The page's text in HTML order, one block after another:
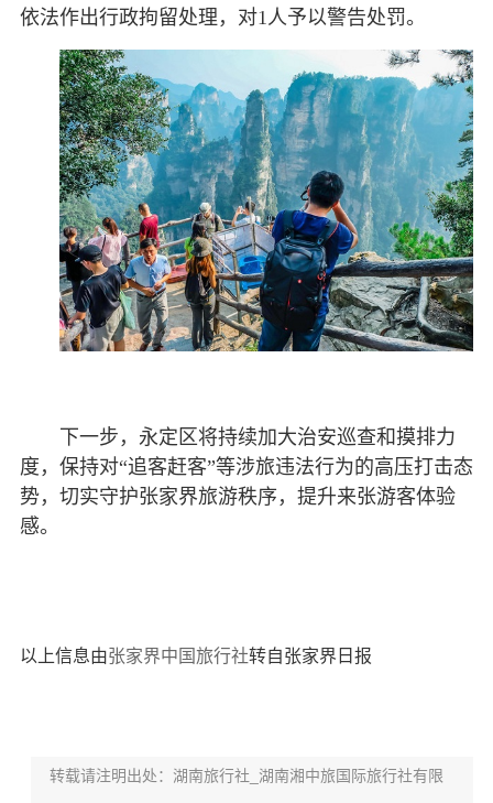
依法作出行政拘留处理，对1人予以警告处罚。
下一步，永定区将持续加大治安巡查和摸排力
度，保持对“追客赶客”等涉旅违法行为的高压打击态
势，切实守护张家界旅游秩序，提升来张游客体验
感。
以上信息由张家界中国旅行社转自张家界日报
转载请注明出处：湖南旅行社_湖南湘中旅国际旅行社有限